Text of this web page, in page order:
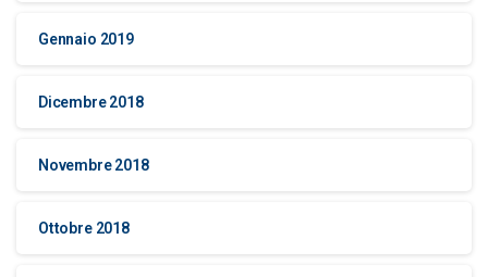
Gennaio 2019
Dicembre 2018
Novembre 2018
Ottobre 2018